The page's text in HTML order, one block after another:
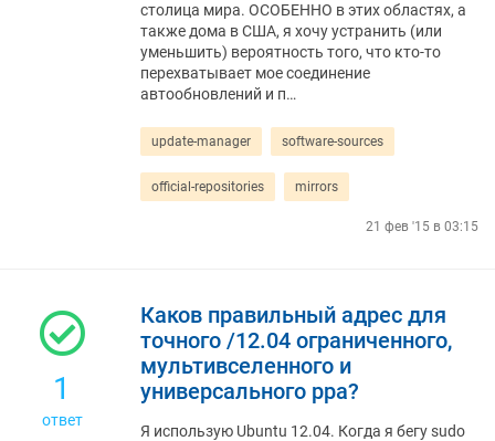
столица мира. ОСОБЕННО в этих областях, а
также дома в США, я хочу устранить (или
уменьшить) вероятность того, что кто-то
перехватывает мое соединение
автообновлений и п…
update-manager software-sources
official-repositories mirrors
21 фев '15 в 03:15
1
ответ
Каков правильный адрес для
точного /12.04 ограниченного,
мультивселенного и
универсального ppa?
Я использую Ubuntu 12.04. Когда я бегу sudo